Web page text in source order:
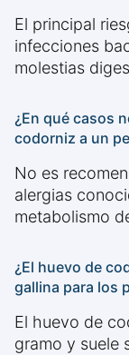
El principal
infecciones
molestias
¿En qué casos
codorniz a un
No es
alergias
metabolismo
¿El huevo de
gallina para los
El huevo de
gramo y suele